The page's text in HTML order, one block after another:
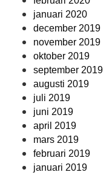
januari 2020
december 2019
november 2019
oktober 2019
september 2019
augusti 2019
juli 2019
juni 2019
april 2019
mars 2019
februari 2019
januari 2019